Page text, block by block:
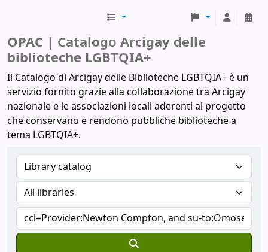
OPAC | Catalogo Arcigay delle
biblioteche LGBTQIA+
Il Catalogo di Arcigay delle Biblioteche LGBTQIA+ è un
servizio fornito grazie alla collaborazione tra Arcigay
nazionale e le associazioni locali aderenti al progetto
che conservano e rendono pubbliche biblioteche a
tema LGBTQIA+.